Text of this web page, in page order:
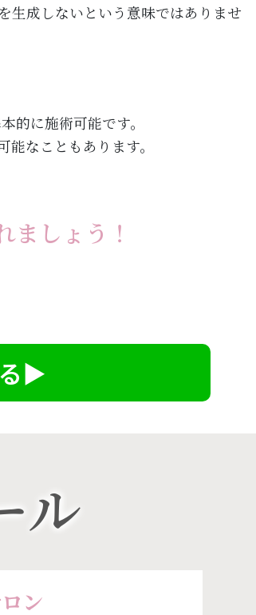
生成しないという意味ではありませ
的に施術可能です。
なこともあります。
ましょう！
▶
ル
ロン